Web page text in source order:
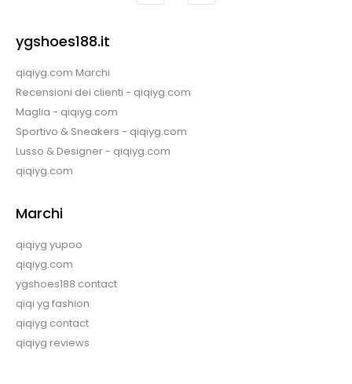
ygshoes188.it
qiqiyg.com Marchi
Recensioni dei clienti - qiqiyg.com
Maglia - qiqiyg.com
Sportivo & Sneakers - qiqiyg.com
Lusso & Designer - qiqiyg.com
qiqiyg.com
Marchi
qiqiyg yupoo
qiqiyg.com
ygshoes188 contact
qiqi yg fashion
qiqiyg contact
qiqiyg reviews